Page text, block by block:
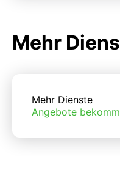
Mehr
Mehr Dienste
Angebote